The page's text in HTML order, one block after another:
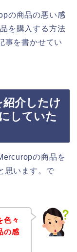
の商品の悪い感
を購入する方法
事を書かせてい
介したけ
していた
の商品を
思います。で
色々
の感